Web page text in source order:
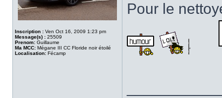
Inscription : Ven Oct 16, 2009 1:23 pm
Message(s) : 25509
Prenom: Guillaume
Ma MCC: Mégane III CC Floride noir étoilé
Localisation: Fécamp
Pour le